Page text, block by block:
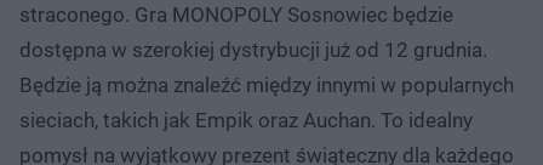
straconego. Gra MONOPOLY Sosnowiec będzie
dostępna w szerokiej dystrybucji już od 12 grudnia.
Będzie ją można znaleźć między innymi w popularnych
sieciach, takich jak Empik oraz Auchan. To idealny
pomysł na wyjątkowy prezent świąteczny dla każdego